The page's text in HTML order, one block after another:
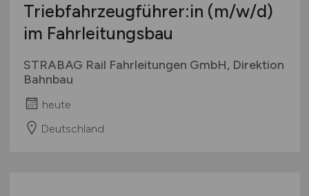
Triebfahrzeugführer:in (m/w/d)
im Fahrleitungsbau
STRABAG Rail Fahrleitungen GmbH, Direktion
Bahnbau
heute
Deutschland